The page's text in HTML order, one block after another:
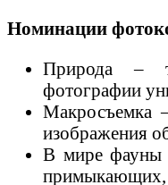
Номинации
Природа –
фотографии
Макросъемка
изображения
В мире фауны